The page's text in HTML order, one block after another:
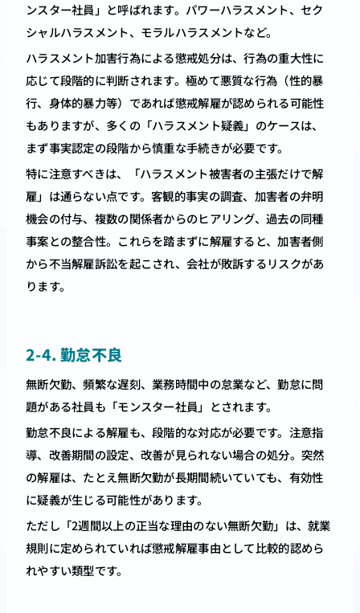
ンスター社員」と呼ばれます。パワーハラスメント、セク
シャルハラスメント、モラルハラスメントなど。
ハラスメント加害行為による懲戒処分は、行為の重大性に
応じて段階的に判断されます。極めて悪質な行為（性的暴
行、身体的暴力等）であれば懲戒解雇が認められる可能性
もありますが、多くの「ハラスメント疑義」のケースは、
まず事実認定の段階から慎重な手続きが必要です。
特に注意すべきは、「ハラスメント被害者の主張だけで解
雇」は通らない点です。客観的事実の調査、加害者の弁明
機会の付与、複数の関係者からのヒアリング、過去の同種
事案との整合性。これらを踏まずに解雇すると、加害者側
から不当解雇訴訟を起こされ、会社が敗訴するリスクがあ
ります。
2-4. 勤怠不良
無断欠勤、頻繁な遅刻、業務時間中の怠業など、勤怠に問
題がある社員も「モンスター社員」とされます。
勤怠不良による解雇も、段階的な対応が必要です。注意指
導、改善期間の設定、改善が見られない場合の処分。突然
の解雇は、たとえ無断欠勤が長期間続いていても、有効性
に疑義が生じる可能性があります。
ただし「2週間以上の正当な理由のない無断欠勤」は、就業
規則に定められていれば懲戒解雇事由として比較的認めら
れやすい類型です。